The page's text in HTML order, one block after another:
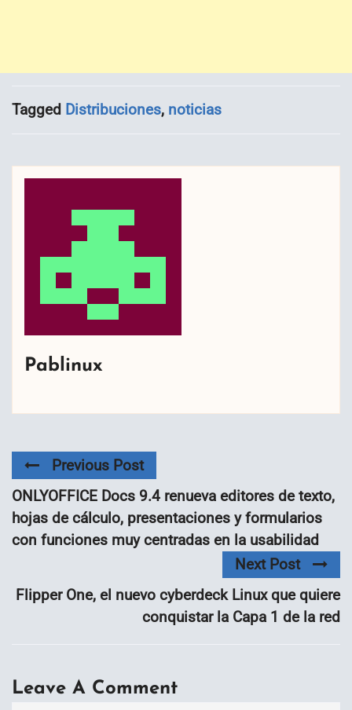
Tagged Distribuciones, noticias
Pablinux
Previous Post
ONLYOFFICE Docs 9.4 renueva editores de texto,
hojas de cálculo, presentaciones y formularios
con funciones muy centradas en la usabilidad
Next Post
Flipper One, el nuevo cyberdeck Linux que quiere
conquistar la Capa 1 de la red
Leave A Comment